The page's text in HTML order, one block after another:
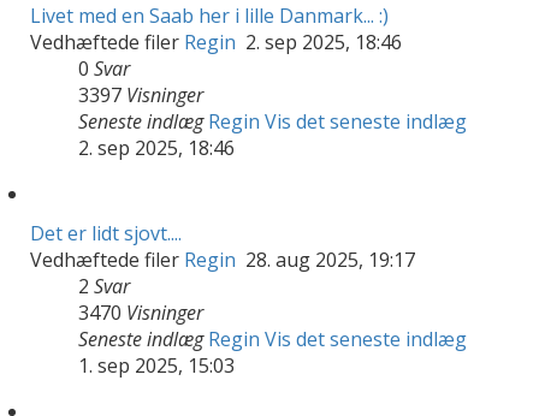
Livet med en Saab her i lille Danmark... :)
Vedhæftede filer Regin 2. sep 2025, 18:46
0 Svar
3397 Visninger
Seneste indlægRegin Vis det seneste indlæg
2. sep 2025, 18:46
Det er lidt sjovt....
Vedhæftede filer Regin 28. aug 2025, 19:17
2 Svar
3470 Visninger
Seneste indlægRegin Vis det seneste indlæg
1. sep 2025, 15:03